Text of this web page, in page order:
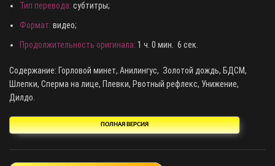
Тип перевода: субтитры;
Формат: видео;
Продолжительность оригинала: 1 ч. 0 мин. 6 сек.
Содержание: Горловой минет, Анилингус, Золотой дождь, БДСМ,
Шлепки, Сперма на лице, Плевки, Рвотный рефлекс, Унижение,
Дилдо.
ПОЛНАЯ ВЕРСИЯ